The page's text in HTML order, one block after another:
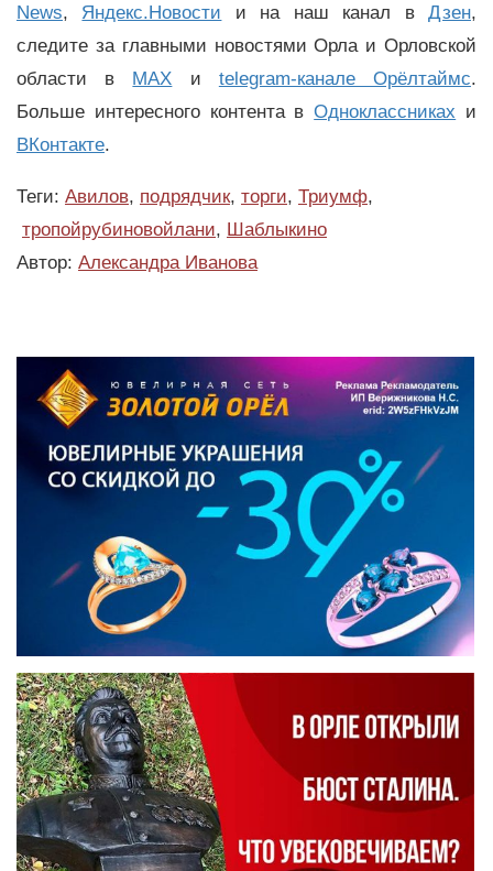
News, Яндекс.Новости и на наш канал вДзен,
следите за главными новостями Орла и Орловской
области в MAX и telegram-канале Орёлтаймс.
Больше интересного контента вОдноклассниках и
ВКонтакте.
Теги: Авилов, подрядчик, торги, Триумф,
тропойрубиновойлани, Шаблыкино
Автор: Александра Иванова